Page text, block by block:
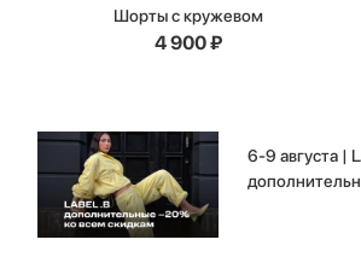
Шорты с кружевом
4 900₽
6-9 августа |